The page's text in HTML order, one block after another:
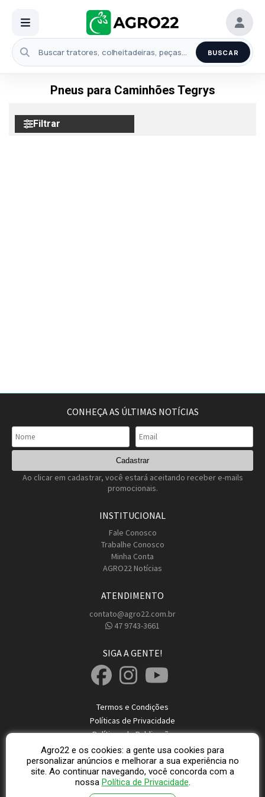
BUSCAR
Pneus para Caminhões Tegrys
Filtrar
CONHEÇA AS ÚLTIMAS NOTÍCIAS
Ao clicar em cadastrar, você estará aceitando receber e-mails
promocionais.
INSTITUCIONAL
Fale Conosco
Trabalhe Conosco
Minha Conta
AGRO22 Notícias
ATENDIMENTO
contato@agro22.com.br
47 9743-3661
SIGA A GENTE!
© 2026 Direitos Reservados Agro22
Termos e Condições
Políticas de Privacidade
Políticas de Publicação
Dicas de Segurança
AGRO22 - CNPJ: 37.845.516/0001-47 Localidade: Rio do Sul - SC © 2026 -
Agro22 e os cookies: a gente usa cookies para
personalizar anúncios e melhorar a sua experiência no
site. Ao continuar navegando, você concorda com a
nossa Política de Privacidade.